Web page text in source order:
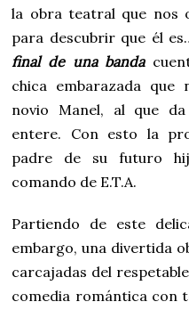
la obra teatral que nos
para descubrir que él
final de una banda
chica embarazada que
novio Manel, al que
entere. Con esto la
padre de su futuro
comando de E.T.A.
Partiendo de este
embargo, una divertida
carcajadas del
comedia romántica con